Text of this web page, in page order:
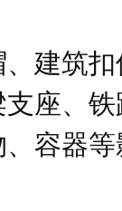
、建筑
支座、
容器